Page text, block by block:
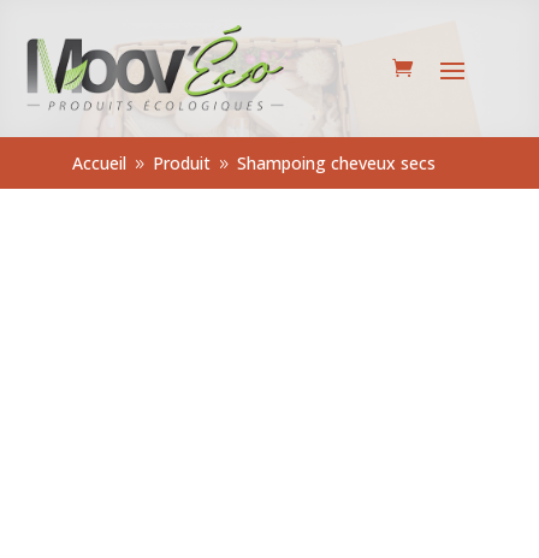
Accueil 9 Produit 9 Shampoing cheveux secs